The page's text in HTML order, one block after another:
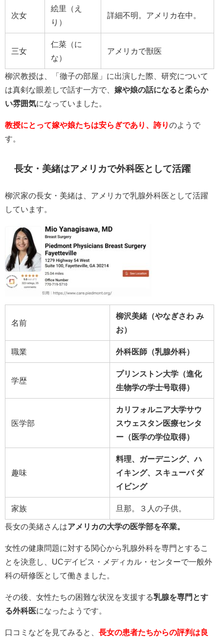
次女
絵里（え
り）
詳細不明。アメリカ在中。
三女
仁菜（に
な）
アメリカで獣医
柳沢教授は、「徹子の部屋」に出演した際、研究について
は真剣な眼差しで話す一方で、 嫁や娘の話になると柔らか
い雰囲気になっていました。
教授にとって嫁や娘たちは安らぎであり、誇りのようで
す。
長女・ 美緒はアメリカで外科医として活躍
柳沢家の長女・美緒は、 アメリ カで乳腺外科医として活躍
しています。
名前
柳沢美緒（やなぎさわ み
お）
職業 外科医師（乳腺外科）
学歴
プリンストン大学（進化
生物学の学士号取得）
医学部
カリフォルニア大学サウ
スウェスタン医療センタ
ー（医学の学位取得）
趣味
料理、ガーデニング、ハ
イキング、スキューバ ダ
イビング
家族 旦那。３人の子供。
長女の美緒さんはアメリカの大学の医学部を卒業。
女性の健康問題に対する関心から乳腺外科を専門とするこ
とを決意し、UCデイビス・メディカル・センターで一般外
科の研修医として働きました。
その後、女性たちの困難な状況を支援する乳腺を専門とす
る外科医になったようです。
口コミなどを見てみると、 長女の患者たちからの評判は良